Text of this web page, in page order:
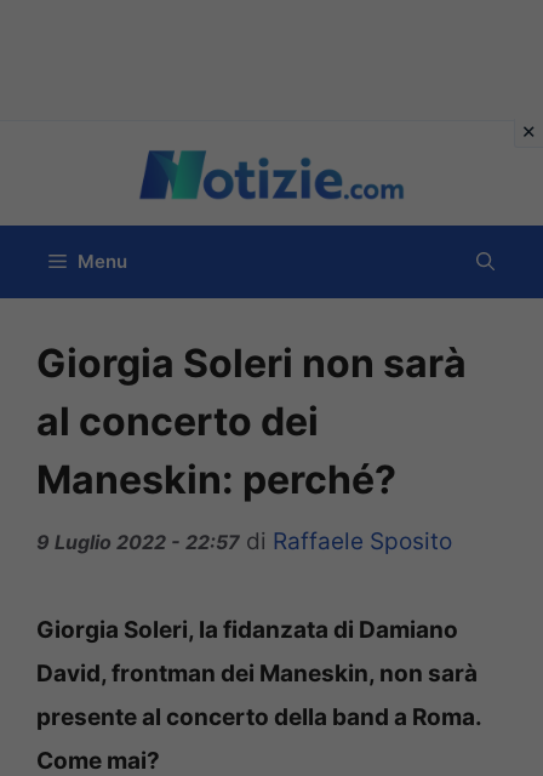
contenuto
Menu
Giorgia Soleri non sarà
al concerto dei
Maneskin: perché?
9 Luglio 2022 - 22:57 di Raffaele Sposito
Giorgia Soleri, la fidanzata di Damiano
David, frontman dei Maneskin, non sarà
presente al concerto della band a Roma.
Come mai?